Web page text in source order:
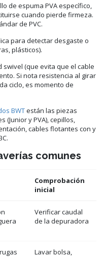
de espuma PVA específico,
cuando pierde firmeza.
de PVC.
para detectar desgaste o
plásticos).
swivel (que evita que el cable
Si nota resistencia al girar
ciclo, es momento de
BWTestán las piezas
y PVA), cepillos,
cables flotantes con y
comunes
Comprobación
inicial
Verificar caudal
de la depuradora
Lavar bolsa,